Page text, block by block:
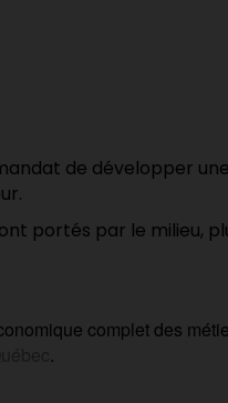
de développer
portés par le milieu,
complet des
.